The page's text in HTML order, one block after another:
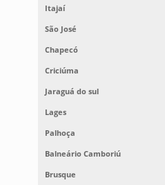
Itajaí
São José
Chapecó
Criciúma
Jaraguá do sul
Lages
Palhoça
Balneário Camboriú
Brusque